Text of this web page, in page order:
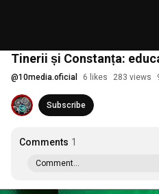
Tinerii și Constanța:
@10media.oficial 6 likes 283 views
Subscribe
Comments 1
Comment...